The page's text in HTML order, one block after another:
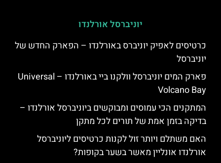
יוניברסל אורלנדו
כרטיסים לאפיק יוניברס באורלנדו – הפארק החדש של
יוניברסל
פארק המים יוניברסל וולקנו ביי באורלנדו – Universal
Volcano Bay
המתקנים הכי עמוסים ומבוקשים ביוניברסל אורלנדו –
בדיקה בזמן אמת של תורים לכל מתקן
האם משתלם ויותר זול לקנות כרטיסים ליוניברסל
אורלנדו אונליין מאשר בשער בקופות?